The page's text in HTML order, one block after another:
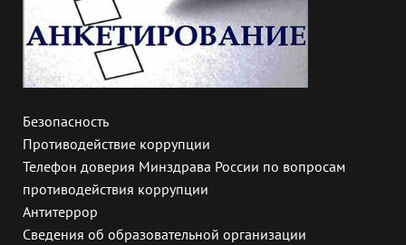
Безопасность
Противодействие коррупции
Телефон доверия Минздрава России по вопросам
противодействия коррупции
Антитеррор
Сведения об образовательной организации